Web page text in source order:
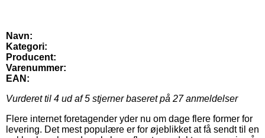
Navn:
Kategori:
Producent:
Varenummer:
EAN:
Vurderet til 4 ud af 5 stjerner baseret på 27anmeldelser
Flere internet foretagender yder nu om dage flere former for
levering. Det mest populære er for øjeblikket at få sendt til en